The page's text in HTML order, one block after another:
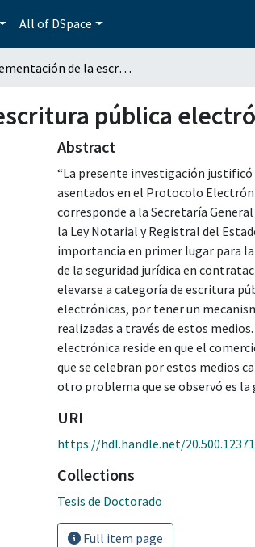
All of DSpace
Implementación de la escritura pública electrónica notarial en el estado de Puebla
pública
Abstract
“La presente investigación
asentados en el Protocolo
corresponde a la Secretaría
la Ley Notarial y Registral del
importancia en primer lugar para
de la seguridad jurídica en
elevarse a categoría de escritura
electrónicas, por tener un
realizadas a través de estos
electrónica reside en que el
que se celebran por estos medios
otro problema que se observó es la
URI
https://hdl.handle.net/
Collections
Tesis de Doctorado
Full item page